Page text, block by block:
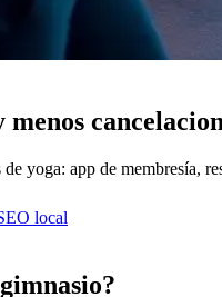
yoga: app de membresía,
local
gimnasio?